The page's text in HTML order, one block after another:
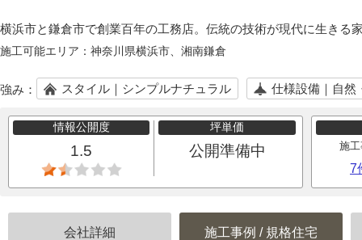
横浜市と鎌倉市で創業百年の工務店。伝統の技術が現代に生きる
施工可能エリア： 神奈川県横浜市、湘南鎌倉
強み： スタイル｜シンプルナチュラル 仕様設備｜自然
情報公開度
1.5
坪単価
公開準備中 施
7
会社詳細 施工事例 / 規格住宅